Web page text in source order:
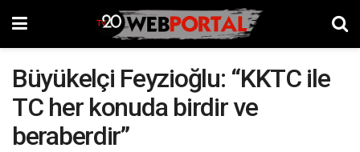
Büyükelçi Feyzioğlu: “KKTC ile
TC her konuda birdir ve
beraberdir”